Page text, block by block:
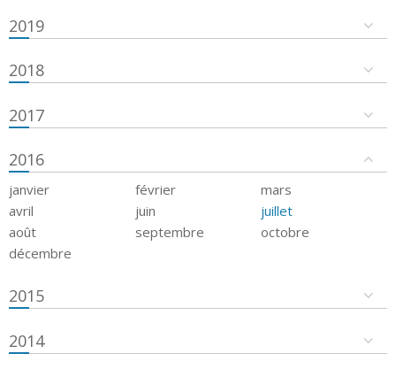
2019
2018
2017
2016
janvier février
mars
avril
juin
juillet
août
septembre
octobre
décembre
2015
2014